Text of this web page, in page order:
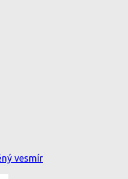
vesmír